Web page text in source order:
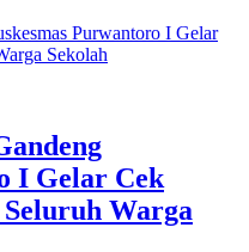
I Gelar Cek
Warga